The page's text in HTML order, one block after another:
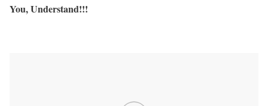
You, Understand!!!